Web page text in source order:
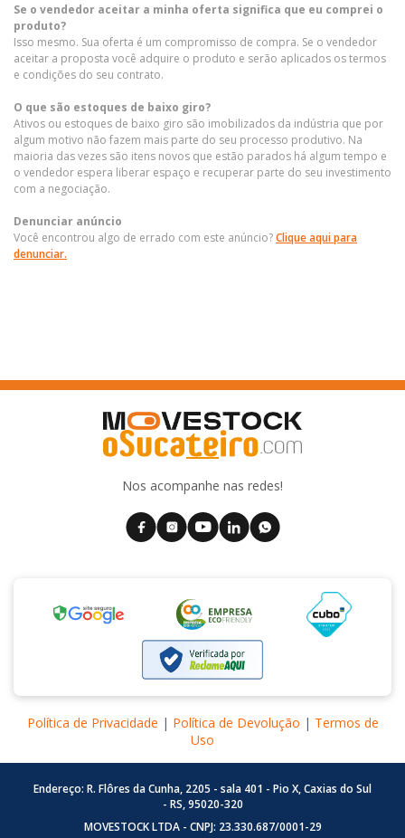
Se o vendedor aceitar a minha oferta significa que eu comprei o
produto?
Isso mesmo. Sua oferta é um compromisso de compra. Se o vendedor
aceitar a proposta você adquire o produto e serão aplicados os termos
e condições do seu contrato.
O que são estoques de baixo giro?
Ativos ou estoques de baixo giro são imobilizados da indústria que por
algum motivo não fazem mais parte do seu processo produtivo. Na
maioria das vezes são itens novos que estão parados há algum tempo e
o vendedor espera liberar espaço e recuperar parte do seu investimento
com a negociação.
Denunciar anúncio
Você encontrou algo de errado com este anúncio?Clique aqui para
denunciar.
Nos acompanhe nas redes!
Política de Privacidade | Política de Devolução | Termos de
Uso
Endereço: R. Flôres da Cunha, 2205 - sala 401 - Pio X, Caxias do Sul
- RS, 95020-320
MOVESTOCK LTDA - CNPJ: 23.330.687/0001-29